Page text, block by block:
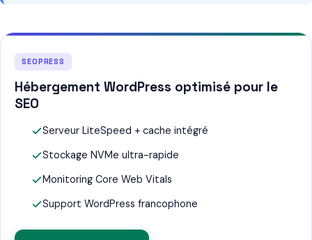
SEOPRESS
Hébergement WordPress optimisé pour le
SEO
Serveur LiteSpeed + cache intégré
Stockage NVMe ultra-rapide
Monitoring Core Web Vitals
Support WordPress francophone